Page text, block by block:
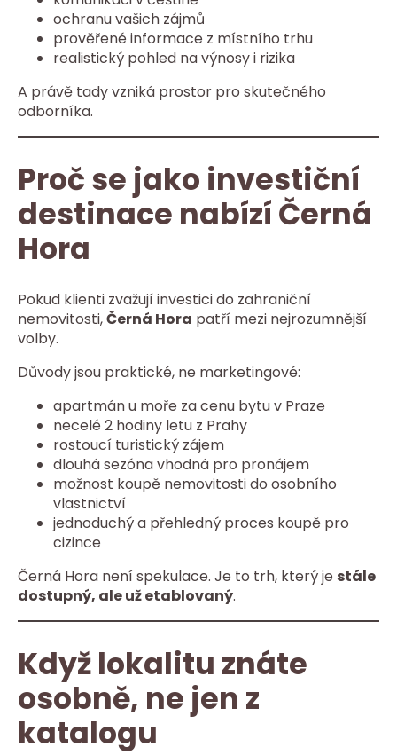
ochranu vašich zájmů
prověřené informace z místního trhu
realistický pohled na výnosy i rizika
A právě tady vzniká prostor pro skutečného
odborníka.
Proč se jako investiční
destinace nabízí Černá
Hora
Pokud klienti zvažují investici do zahraniční
nemovitosti,Černá Hora patří mezi nejrozumnější
volby.
Důvody jsou praktické, ne marketingové:
apartmán u moře za cenu bytu v Praze
necelé 2 hodiny letu z Prahy
rostoucí turistický zájem
dlouhá sezóna vhodná pro pronájem
možnost koupě nemovitosti do osobního
vlastnictví
jednoduchý a přehledný proces koupě pro
cizince
Černá Hora není spekulace. Je to trh, který je stále
dostupný, ale už etablovaný.
Když lokalitu znáte
osobně, ne jen z
katalogu